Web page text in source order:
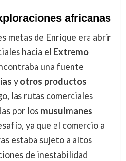
africanas
metas de Enrique era abrir
hacia el Extremo
una fuente
y otros productos
las rutas comerciales
por los musulmanes
ya que el comercio a
estaba sujeto a altos
de inestabilidad